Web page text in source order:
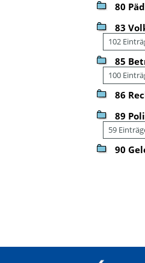
80
83
102
85
100
86
89
59
90